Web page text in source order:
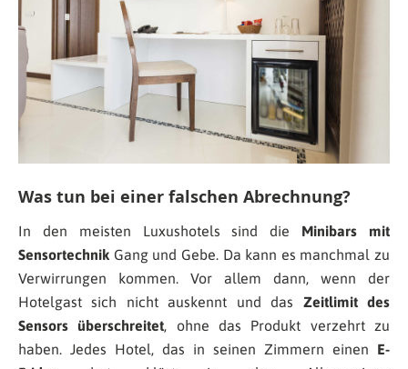
Was tun bei einer falschen Abrechnung?
In den meisten Luxushotels sind die Minibars mit
Sensortechnik Gang und Gebe. Da kann es manchmal zu
Verwirrungen kommen. Vor allem dann, wenn der
Hotelgast sich nicht auskennt und das Zeitlimit des
Sensors überschreitet, ohne das Produkt verzehrt zu
haben. Jedes Hotel, das in seinen Zimmern einen E-